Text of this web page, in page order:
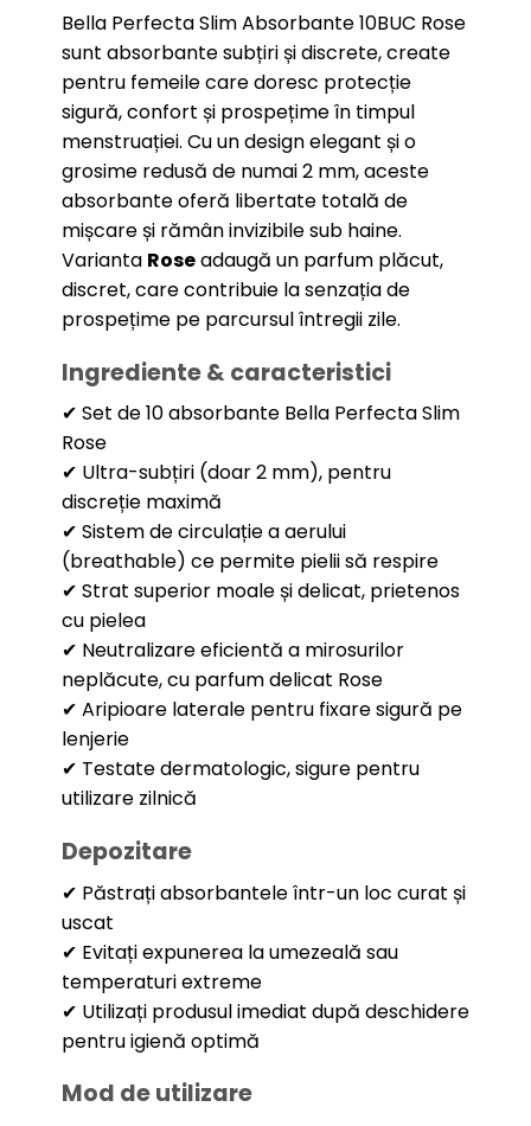
Bella Perfecta Slim Absorbante 10BUC Rose
sunt absorbante subțiri și discrete, create
pentru femeile care doresc protecție
sigură, confort și prospețime în timpul
menstruației. Cu un design elegant și o
grosime redusă de numai 2 mm, aceste
absorbante oferă libertate totală de
mișcare și rămân invizibile sub haine.
Varianta Roseadaugă un parfum plăcut,
discret, care contribuie la senzația de
prospețime pe parcursul întregii zile.
Ingrediente & caracteristici
✔ Set de 10 absorbante Bella Perfecta Slim
Rose
✔ Ultra-subțiri (doar 2 mm), pentru
discreție maximă
✔ Sistem de circulație a aerului
(breathable) ce permite pielii să respire
✔ Strat superior moale și delicat, prietenos
cu pielea
✔ Neutralizare eficientă a mirosurilor
neplăcute, cu parfum delicat Rose
✔ Aripioare laterale pentru fixare sigură pe
lenjerie
✔ Testate dermatologic, sigure pentru
utilizare zilnică
Depozitare
✔ Păstrați absorbantele într-un loc curat și
uscat
✔ Evitați expunerea la umezeală sau
temperaturi extreme
✔ Utilizați produsul imediat după deschidere
pentru igienă optimă
Mod de utilizare